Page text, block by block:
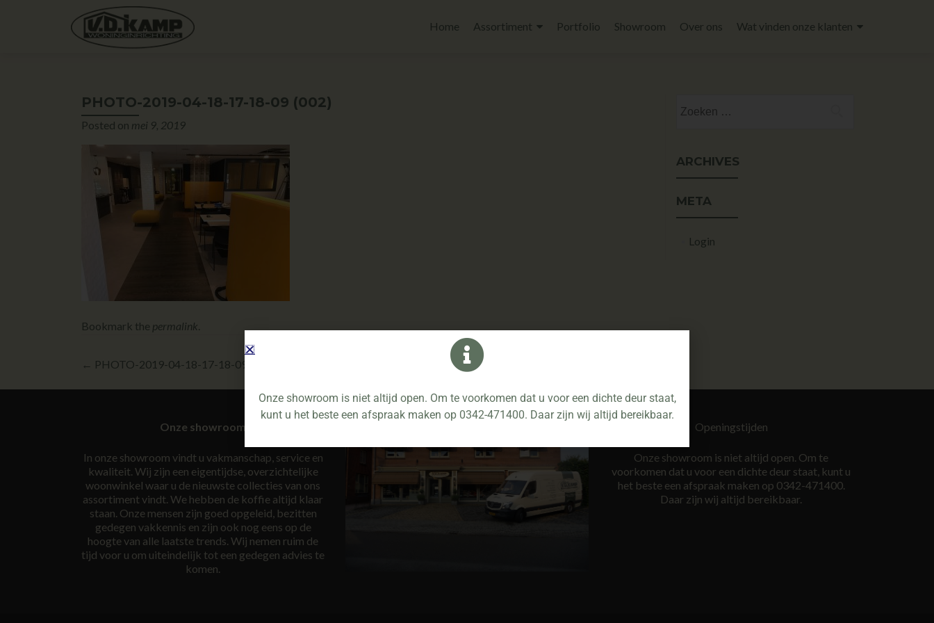
Home Assortiment Portfolio Showroom Over ons Wat vinden onze klanten
PHOTO-2019-04-18-17-18-09 (002)
Posted on mei 9, 2019
Bookmark the permalink.
← PHOTO-2019-04-18-17-18-09 (002)
ARCHIVES
META
Login
Onze showroom
In onze showroom vindt u vakmanschap, service en
kwaliteit. Wij zijn een eigentijdse, overzichtelijke
woonwinkel waar u de nieuwste collecties van ons
assortiment vindt. We hebben de koffie altijd klaar
staan. Onze mensen zijn goed opgeleid, bezitten
gedegen vakkennis en zijn ook nog eens op de
hoogte van alle laatste trends. Wij nemen ruim de
tijd voor u om uiteindelijk tot een gedegen advies te
komen.
Openingstijden
Onze showroom is niet altijd open. Om te
voorkomen dat u voor een dichte deur staat, kunt u
het beste een afspraak maken op 0342-471400.
Daar zijn wij altijd bereikbaar.
Onze showroom is niet altijd open. Om te voorkomen dat u voor een dichte deur staat,
kunt u het beste een afspraak maken op 0342-471400. Daar zijn wij altijd bereikbaar.